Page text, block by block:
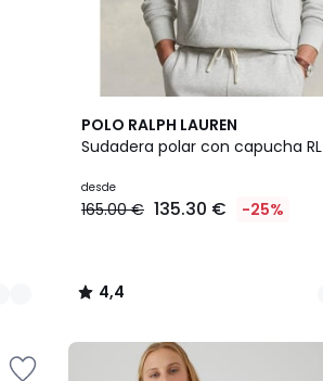
POLO RALPH LAUREN
Sudadera polar con capucha RL
desde
165.00 € 135.30 € -25%
4,4
/ 5
5
Colores
4,4
/